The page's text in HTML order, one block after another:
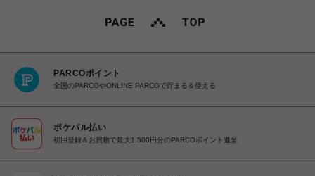
PARCOポイント
全国のPARCOやONLINE PARCOで貯まる＆使える
ポケパル払い
初回登録＆お買物で最大1,500円分のPARCOポイント進呈